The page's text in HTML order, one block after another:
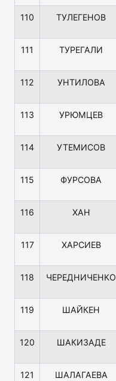
110 ТУЛЕГЕНОВ
111 ТУРЕГАЛИ
112 УНТИЛОВА
113 УРЮМЦЕВ
114 УТЕМИСОВ
115 ФУРСОВА
116 ХАН
117 ХАРСИЕВ
118 ЧЕРЕДНИЧЕНКО
119 ШАЙКЕН
120 ШАКИЗАДЕ
121 ШАЛАГАЕВА